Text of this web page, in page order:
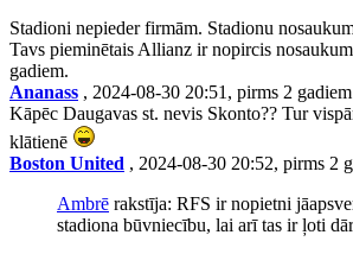
Stadioni nepieder firmām. Stadionu
Tavs pieminētais Allianz ir nopircis
gadiem.
Ananass , 2024-08-30 20:51, pirms 2 gadiem
Kāpēc Daugavas st. nevis Skonto?? Tur
klātienē
Boston United , 2024-08-30 20:52, pirms 2
Ambrē rakstīja: RFS ir nopietni
stadiona būvniecību, lai arī tas ir ļoti